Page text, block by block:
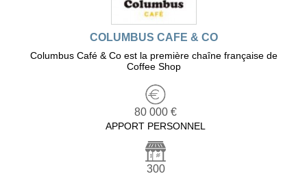
COLUMBUS CAFE & CO
Columbus Café & Co est la première chaîne française de
Coffee Shop
80 000 €
APPORT PERSONNEL
300